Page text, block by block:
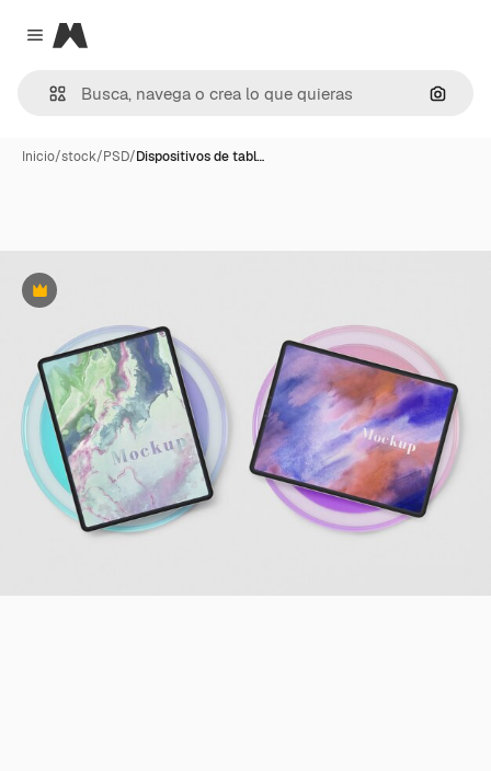
Close menu
Magnific
Inicio/stock/PSD/Dispositivos de tabl…
Premium